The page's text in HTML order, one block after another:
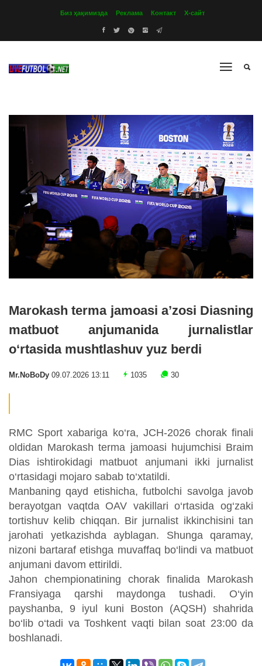
Биз ҳақимизда Реклама Контакт Х-сайт
Marokash terma jamoasi a’zosi Diasning
matbuot anjumanida jurnalistlar
o‘rtasida mushtlashuv yuz berdi
Mr.NoBoDy 09.07.2026 13:11 1035 30
RMC Sport xabariga ko‘ra, JCH-2026 chorak finali
oldidan Marokash terma jamoasi hujumchisi Braim
Dias ishtirokidagi matbuot anjumani ikki jurnalist
o‘rtasidagi mojaro sabab to‘xtatildi.
Manbaning qayd etishicha, futbolchi savolga javob
berayotgan vaqtda OAV vakillari o‘rtasida og‘zaki
tortishuv kelib chiqqan. Bir jurnalist ikkinchisini tan
jarohati yetkazishda ayblagan. Shunga qaramay,
nizoni bartaraf etishga muvaffaq bo‘lindi va matbuot
anjumani davom ettirildi.
Jahon chempionatining chorak finalida Marokash
Fransiyaga qarshi maydonga tushadi. O‘yin
payshanba, 9 iyul kuni Boston (AQSH) shahrida
bo‘lib o‘tadi va Toshkent vaqti bilan soat 23:00 da
boshlanadi.